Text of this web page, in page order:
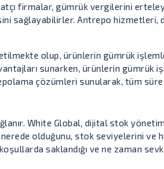
firmalar, gümrük vergilerini
sağlayabilirler. Antrepo hizmetleri,
olup, ürünlerin gümrük
sunarken, ürünlerin gümrük
çözümleri sunularak, tüm
White Global, dijital stok
olduğunu, stok seviyelerini ve
saklandığı ve ne zaman